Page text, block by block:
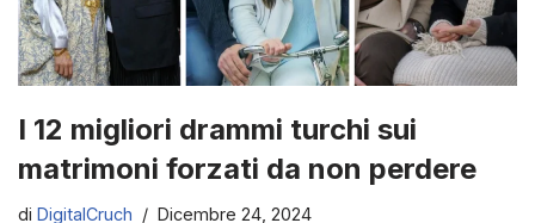
I 12 migliori drammi turchi sui
matrimoni forzati da non perdere
di DigitalCruch Dicembre 24, 2024